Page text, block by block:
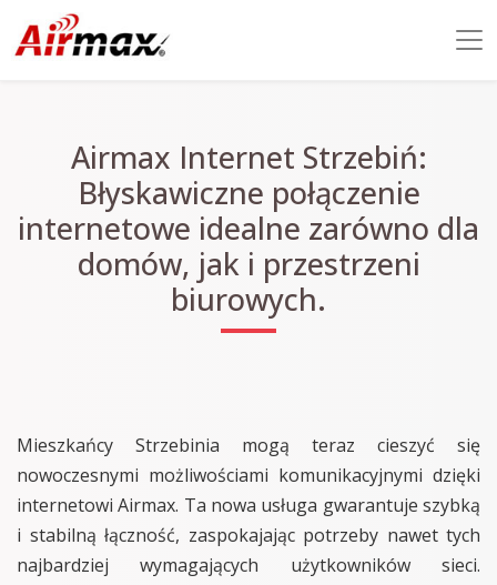
Airmax Internet Strzebiń:
Błyskawiczne połączenie
internetowe idealne zarówno dla
domów, jak i przestrzeni
biurowych.
Mieszkańcy Strzebinia mogą teraz cieszyć się
nowoczesnymi możliwościami komunikacyjnymi dzięki
internetowi Airmax. Ta nowa usługa gwarantuje szybką
i stabilną łączność, zaspokajając potrzeby nawet tych
najbardziej wymagających użytkowników sieci.